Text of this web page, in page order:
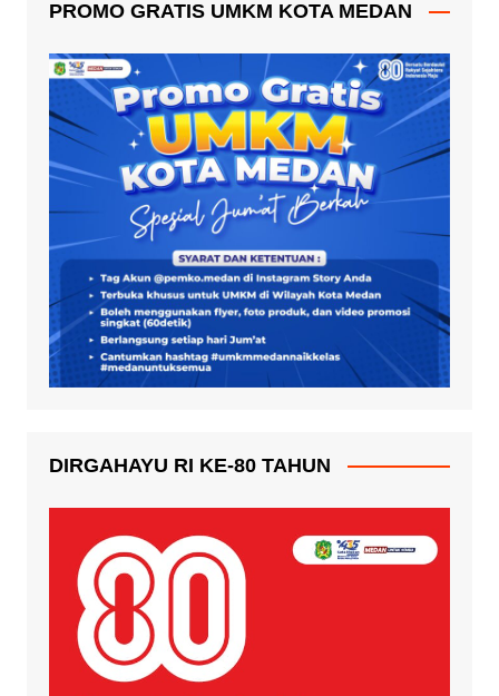
PROMO GRATIS UMKM KOTA MEDAN
DIRGAHAYU RI KE-80 TAHUN